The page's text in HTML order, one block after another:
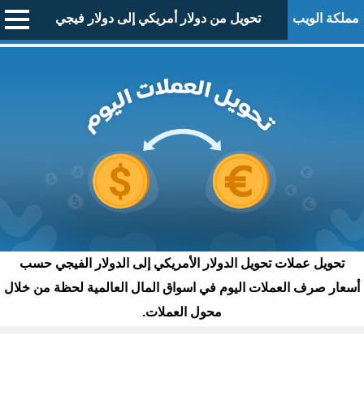
مملكة الويب تحويل من دولار أمريكي إلى دولار فيجي
تحويل عملات تحويل الدولار الأمريكي إلى الدولار الفيجي حسب
أسعار صرف العملات اليوم في اسواق المال العالمية لحظة من خلال
محول العملات.